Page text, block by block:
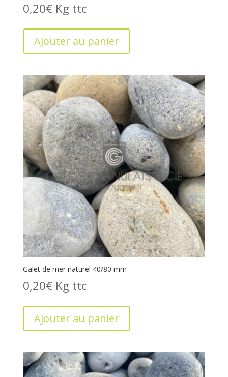
0,20€ Kg
Ajouter au panier
Galet de mer naturel 40/80 mm
0,20€ Kg
Ajouter au panier